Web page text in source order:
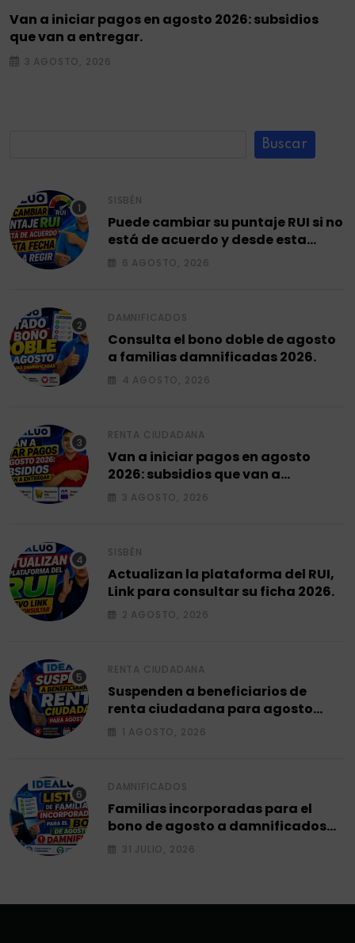
Van a iniciar pagos en agosto 2026: subsidios
que van a entregar.
3 AGOSTO, 2026
Buscar
SISBÉN
Puede cambiar su puntaje RUI si no
está de acuerdo y desde esta
fecha empieza a regir en el 2026.
6 AGOSTO, 2026
DAMNIFICADOS
Consulta el bono doble de agosto
a familias damnificadas 2026.
4 AGOSTO, 2026
RENTA CIUDADANA
Van a iniciar pagos en agosto
2026: subsidios que van a
entregar.
3 AGOSTO, 2026
SISBÉN
Actualizan la plataforma del RUI,
Link para consultar su ficha 2026.
2 AGOSTO, 2026
RENTA CIUDADANA
Suspenden a beneficiarios de
renta ciudadana para agosto
2026.
1 AGOSTO, 2026
DAMNIFICADOS
Familias incorporadas para el
bono de agosto a damnificados
2026.
31 JULIO, 2026